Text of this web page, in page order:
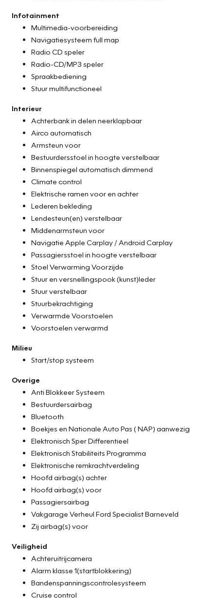
Infotainment
Multimedia-voorbereiding
Navigatiesysteem full map
Radio CD speler
Radio-CD/MP3 speler
Spraakbediening
Stuur multifunctioneel
Interieur
Achterbank in delen neerklapbaar
Airco automatisch
Armsteun voor
Bestuurdersstoel in hoogte verstelbaar
Binnenspiegel automatisch dimmend
Climate control
Elektrische ramen voor en achter
Lederen bekleding
Lendesteun(en) verstelbaar
Middenarmsteun voor
Navigatie Apple Carplay / Android Carplay
Passagiersstoel in hoogte verstelbaar
Stoel Verwarming Voorzijde
Stuur en versnellingspook (kunst)leder
Stuur verstelbaar
Stuurbekrachtiging
Verwarmde Voorstoelen
Voorstoelen verwarmd
Milieu
Start/stop systeem
Overige
Anti Blokkeer Systeem
Bestuurdersairbag
Bluetooth
Boekjes en Nationale Auto Pas ( NAP) aanwezig
Elektronisch Sper Differentieel
Elektronisch Stabiliteits Programma
Elektronische remkrachtverdeling
Hoofd airbag(s) achter
Hoofd airbag(s) voor
Passagiersairbag
Vakgarage Verheul Ford Specialist Barneveld
Zij airbag(s) voor
Veiligheid
Achteruitrijcamera
Alarm klasse 1(startblokkering)
Bandenspanningscontrolesysteem
Cruise control